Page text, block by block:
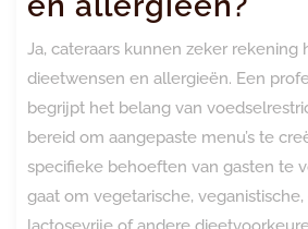
Ja, cateraars kunnen zeker rekening
dieetwensen en allergieën. Een
begrijpt het belang van
bereid om aangepaste menu’s te
specifieke behoeften van gasten te
gaat om vegetarische,